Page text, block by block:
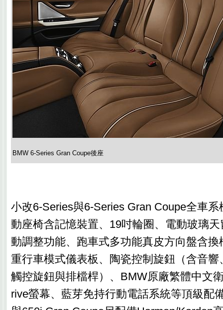
BMW 6-Series Gran Coupe後座
小改6-Series與6-Series Gran Coupe全車
動座椅含記憶裝置、19吋輪圈、電動玻璃
動調整功能、跑車式多功能真皮方向盤含換
重行車模式儀表板、陶瓷控制旋鈕（含音
觸控旋鈕與排檔桿）、BMW原廠繁體中文
rive螢幕、藍芽免持行動電話系統等頂級配